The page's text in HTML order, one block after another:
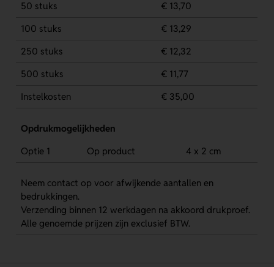
50 stuks
€ 13,70
100 stuks
€ 13,29
250 stuks
€ 12,32
500 stuks
€ 11,77
Instelkosten
€ 35,00
Opdrukmogelijkheden
Optie 1
Op product 4 x 2 cm
Neem contact op voor afwijkende aantallen en
bedrukkingen.
Verzending binnen 12 werkdagen na akkoord drukproef.
Alle genoemde prijzen zijn exclusief BTW.